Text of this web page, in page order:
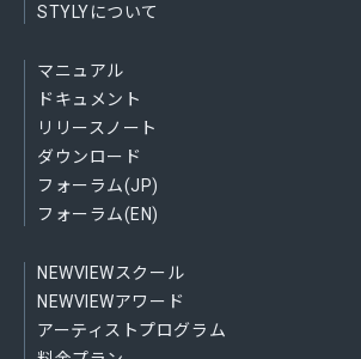
STYLYについて
マニュアル
ドキュメント
リリースノート
ダウンロード
フォーラム(JP)
フォーラム(EN)
NEWVIEWスクール
NEWVIEWアワード
アーティストプログラム